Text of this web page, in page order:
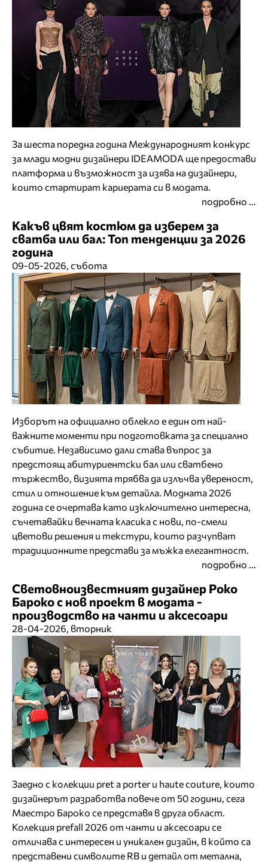
За шеста поредна година Международният конкурс
за млади модни дизайнери IDEAMODA ще предостави
платформа и възможност за изява на дизайнери,
които стартират кариерата си в модата.
подробно ...
Какъв цвят костюм да изберем за
сватба или бал: Топ тенденции за 2026
година
09-05-2026, събота
Изборът на официално облекло е един от най-
важните моменти при подготовката за специално
събитие. Независимо дали става въпрос за
предстоящ абитуриентски бал или сватбено
тържество, визията трябва да излъчва увереност,
стил и отношение към детайла. Модната 2026
година се очертава като изключително интересна,
съчетавайки вечната класика с нови, по-смели
цветови решения и текстури, които разчупват
традиционните представи за мъжка елегантност.
подробно ...
Световноизвестният дизайнер Роко
Бароко с нов проект в модата -
производство на чанти и аксесоари
28-04-2026, вторник
Заедно с колекции pret a porter и haute couture, които
дизайнерът разработва повече от 50 години, сега
Маестро Бароко се представя в друга област.
Колекция prefall 2026 от чанти и аксесоари се
отличава с интересен и уникален дизайн, в който са
представени символите RB и детайл от метална,